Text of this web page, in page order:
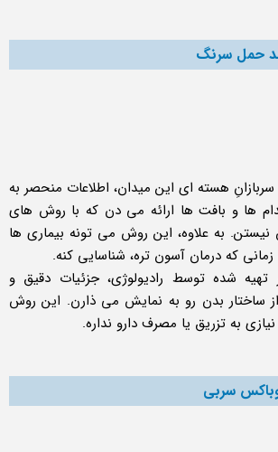
حمل سرنگ
سربازانِ هسته ای این میدان، اطلاعات منحصر به
ها و بافت ها ارائه می دن که با روش های
به علاوه، این روش می تونه بیماری ها
زمانی که درمان آسون تره، شناسایی کنه.
تهیه شده توسط رادیولوژی، جزئیات دقیق و
از ساختار بدن رو به نمایش می ذارن. این روش
به تزریق یا مصرف دارو نداره.
سربی